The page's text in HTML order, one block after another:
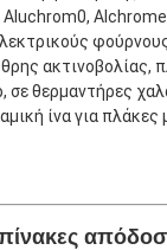
Aluchrom0,
ακτινοβολίας,
σε θερμαντήρες
ίνα για